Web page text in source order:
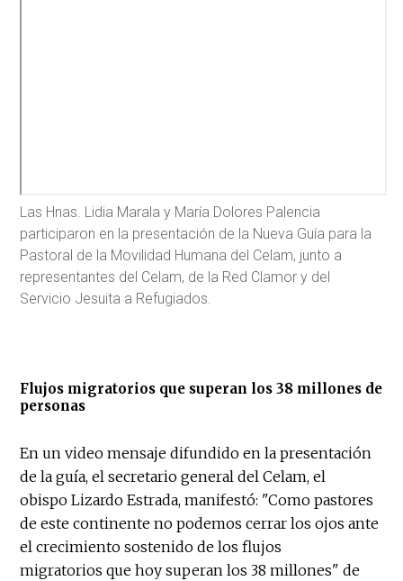
Las Hnas. Lidia Marala y María Dolores Palencia
participaron en la presentación de la Nueva Guía para la
Pastoral de la Movilidad Humana del Celam, junto a
representantes del Celam, de la Red Clamor y del
Servicio Jesuita a Refugiados.
Flujos migratorios que superan los 38 millones de
personas
En un video mensaje difundido en la presentación
de la guía, el secretario general del Celam, el
obispo Lizardo Estrada, manifestó: "Como pastores
de este continente no podemos cerrar los ojos ante
el crecimiento sostenido de los flujos
migratorios que hoy superan los 38 millones" de